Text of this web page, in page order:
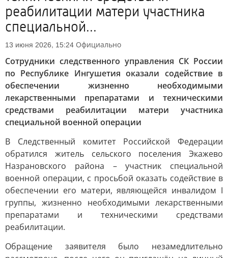
реабилитации матери участника
специальной...
13 июня 2026, 15:24 Официально
Сотрудники следственного управления СК России
по Республике Ингушетия оказали содействие в
обеспечении жизненно необходимыми
лекарственными препаратами и техническими
средствами реабилитации матери участника
специальной военной операции
В Следственный комитет Российской Федерации
обратился житель сельского поселения Экажево
Назрановского района – участник специальной
военной операции, с просьбой оказать содействие в
обеспечении его матери, являющейся инвалидом I
группы, жизненно необходимыми лекарственными
препаратами и техническими средствами
реабилитации.
Обращение заявителя было незамедлительно